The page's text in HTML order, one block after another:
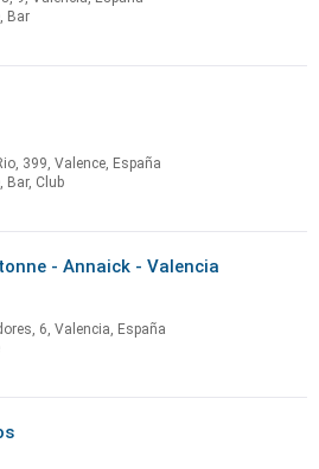
Bar
399, Valence, España
Bar, Club
- Annaick - Valencia
6, Valencia, España